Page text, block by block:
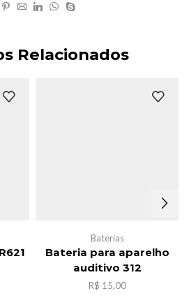
Relacionados
Baterias
Bateria para aparelho
auditivo 312
R$ 15,00